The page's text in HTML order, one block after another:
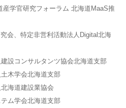
産学官研究フォーラム 北海道MaaS推
会、特定非営利活動法人Digital北海
設コンサルタンツ協会北海道支部
木学会北海道支部
海道建設業協会
ム学会北海道支部